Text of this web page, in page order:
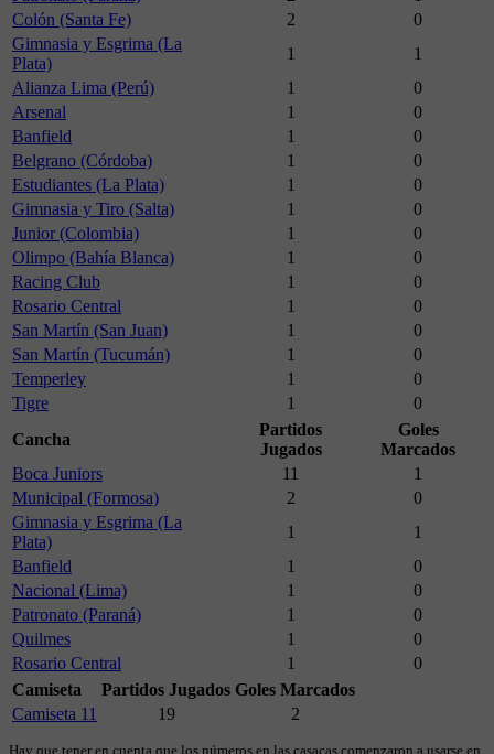
Colón (Santa Fe)
2
0
Gimnasia y Esgrima (La
Plata)
1
1
Alianza Lima (Perú)
1
0
Arsenal
1
0
Banfield
1
0
Belgrano (Córdoba)
1
0
Estudiantes (La Plata)
1
0
Gimnasia y Tiro (Salta)
1
0
Junior (Colombia)
1
0
Olimpo (Bahía Blanca)
1
0
Racing Club
1
0
Rosario Central
1
0
San Martín (San Juan)
1
0
San Martín (Tucumán)
1
0
Temperley
1
0
Tigre
1
0
Cancha
Partidos
Jugados
Goles
Marcados
Boca Juniors
11
1
Municipal (Formosa)
2
0
Gimnasia y Esgrima (La
Plata)
1
1
Banfield
1
0
Nacional (Lima)
1
0
Patronato (Paraná)
1
0
Quilmes
1
0
Rosario Central
1
0
Camiseta
Partidos Jugados Goles Marcados
Camiseta 11
19 2
Hay que tener en cuenta que los números en las casacas comenzaron a usarse en